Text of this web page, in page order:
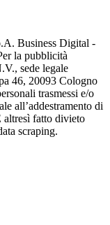
Business Digital -
la pubblicità
sede legale
46, 20093 Cologno
trasmessi e/o
all’addestramento di
altresì fatto divieto
scraping.